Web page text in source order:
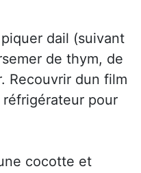
dail (suivant
de thym, de
dun film
pour
cocotte et